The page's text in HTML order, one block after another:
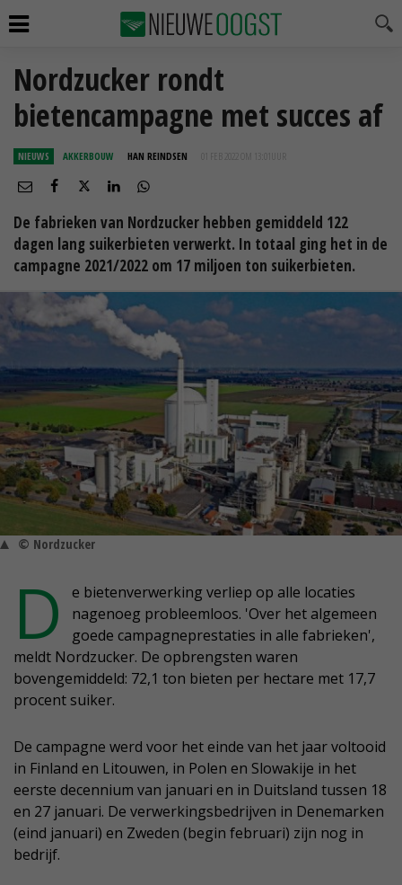
Nordzucker rondt
bietencampagne met succes af
NIEUWS AKKERBOUW HAN REINDSEN 01 FEB 2022 OM 13:01
De fabrieken van Nordzucker hebben gemiddeld 122
dagen lang suikerbieten verwerkt. In totaal ging het in de
campagne 2021/2022 om 17 miljoen ton suikerbieten.
© Nordzucker
D
e bietenverwerking verliep op alle locaties
nagenoeg probleemloos. 'Over het algemeen
goede campagneprestaties in alle fabrieken',
meldt Nordzucker. De opbrengsten waren
bovengemiddeld: 72,1 ton bieten per hectare met 17,7
procent suiker.
De campagne werd voor het einde van het jaar voltooid
in Finland en Litouwen, in Polen en Slowakije in het
eerste decennium van januari en in Duitsland tussen 18
en 27 januari. De verwerkingsbedrijven in Denemarken
(eind januari) en Zweden (begin februari) zijn nog in
bedrijf.